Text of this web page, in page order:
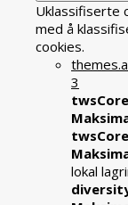
Uklassifiserte
med å
cookies.
3
lokal